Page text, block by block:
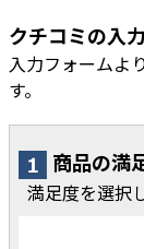
クチコミの入
入力フォームよ
す。
商品の満
満足度を選択